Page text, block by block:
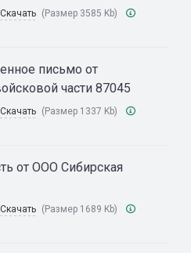
Скачать (Размер 3585 Kb)
письмо от
части 87045
Скачать (Размер 1337 Kb)
от ООО Сибирская
Скачать (Размер 1689 Kb)